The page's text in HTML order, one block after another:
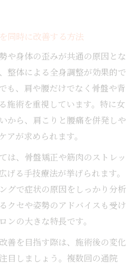
同時に改善する方法
や身体の歪みが共通の原因とな
整体による全身調整が効果的で
も、肩や腰だけでなく骨盤や背
施術を重視しています。特に女
から、肩こりと腰痛を併発しや
アが求められます。
は、骨盤矯正や筋肉のストレッ
げる手技療法が挙げられます。
グで症状の原因をしっかり分析
クセや姿勢のアドバイスも受け
ンの大きな特長です。
善を目指す際は、施術後の変化
目しましょう。複数回の通院